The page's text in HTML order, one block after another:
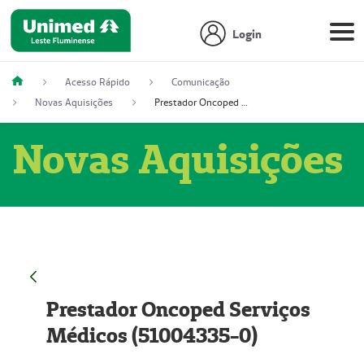
Login
Acesso Rápido
Comunicação
Novas Aquisições
Prestador Oncoped Serviços Médicos (51004335-0)
Novas Aquisições
Prestador Oncoped Serviços
Médicos (51004335-0)